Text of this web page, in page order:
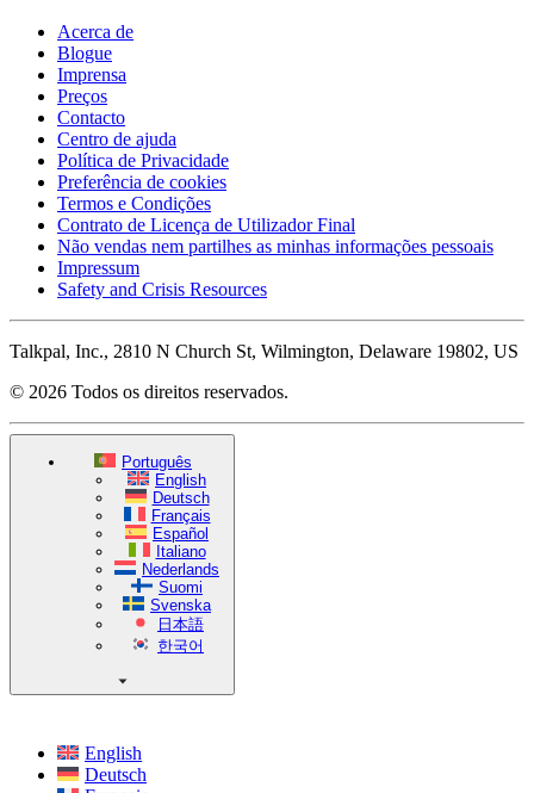
Acerca de
Blogue
Imprensa
Preços
Contacto
Centro de ajuda
Política de Privacidade
Preferência de cookies
Termos e Condições
Contrato de Licença de Utilizador Final
Não vendas nem partilhes as minhas informações pessoais
Impressum
Safety and Crisis Resources
Talkpal, Inc., 2810 N Church St, Wilmington, Delaware 19802, US
© 2026 Todos os direitos reservados.
Português
English
Deutsch
Français
Español
Italiano
Nederlands
Suomi
Svenska
日本語
한국어
English
Deutsch